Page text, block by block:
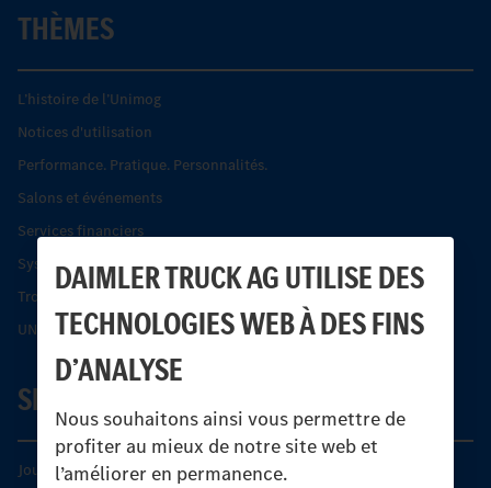
DAIMLER TRUCK AG UTILISE DES
TECHNOLOGIES WEB À DES FINS
D’ANALYSE
Nous souhaitons ainsi vous permettre de
profiter au mieux de notre site web et
l’améliorer en permanence.
THÈMES
L’histoire de l’Unimog
Notices d'utilisation
Performance. Pratique. Personnalités.
Salons et événements
Services financiers
Systèmes de sécurité Econic
Trouver un partenaire
UNI-TOUCH®
SERVICE
Journées diagnostic Technique S.A.V Unimog